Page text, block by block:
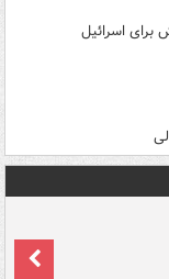
برای اسرائیل